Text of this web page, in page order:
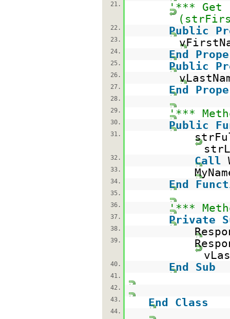
21.
'*** Get
22. Public
23.
24. End
25. Public
26.
27. End
28.
29.
'***
30. Public
31.
32. Call
33.
34. End
35.
36.
'***
37. Private
38.
39.
40. End Sub
41.
42.
43.
End Class
44.